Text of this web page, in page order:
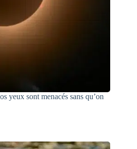
yeux sont menacés sans qu’on